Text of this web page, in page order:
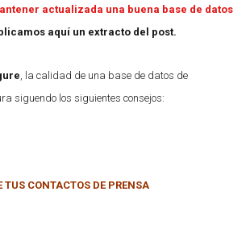
actualizada una buena base de datos
aquí un extracto del post.
, la calidad de una base de datos de
siguendo los siguientes consejos:
TUS CONTACTOS DE PRENSA